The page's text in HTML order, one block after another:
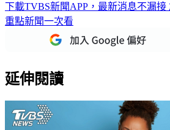
下載TVBS新聞APP，最新消息不漏接
重點新聞一次看
延伸閱讀